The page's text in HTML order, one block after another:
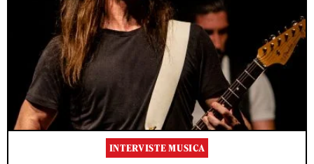
INTERVISTE MUSICA